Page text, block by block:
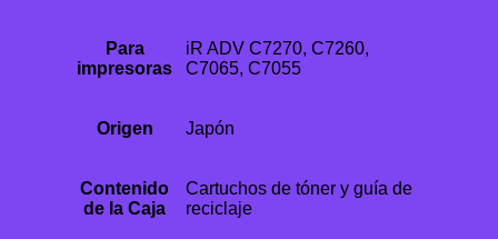
Para
impresoras
iR ADV C7270, C7260,
C7065, C7055
Origen Japón
Contenido
de la Caja
Cartuchos de tóner y guía de
reciclaje